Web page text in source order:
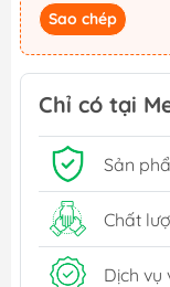
Sao chép
Chỉ có tại
Sản
Chất
Dịch vụ